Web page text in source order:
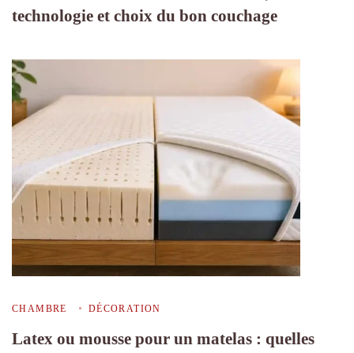
technologie et choix du bon couchage
CHAMBRE DÉCORATION
Latex ou mousse pour un matelas : quelles